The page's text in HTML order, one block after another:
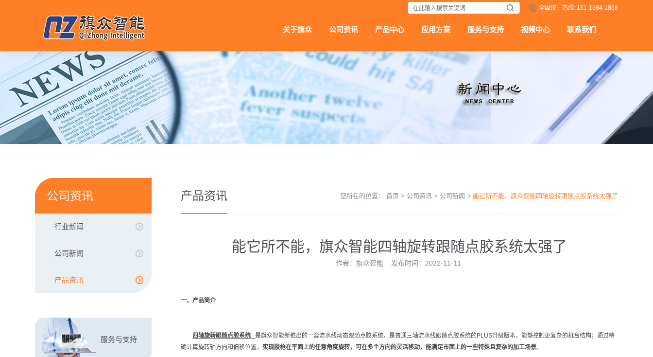
全国统一热线: 131-1384-1868
关于旗众 公司资讯 产品中心 应用方案 服务与支持 视频中心 联系我们
公司资讯
行业新闻
公司新闻
产品资讯
服务与支持
产品资讯 您所在的位置： 首页 > 公司资讯 > 公司新闻 > 能它所不能，旗众智能四轴旋转跟随点胶系统太强了
能它所不能，旗众智能四轴旋转跟随点胶系统太强了
作者：旗众智能 发布时间：2022-11-11
一、产品简介
四轴旋转跟随点胶系统
是旗众智能新推出的一套流水线动态跟随点胶系统，是普通三轴流水线跟随点胶系统的PLUS升级版本，能够控制更复杂的机台结构；通过精
确计算旋转轴方向和偏移位置， 实现胶枪在平面上的任意角度旋转，可在多个方向的灵活移动，能满足市面上的一些特殊且复杂的加工场景。